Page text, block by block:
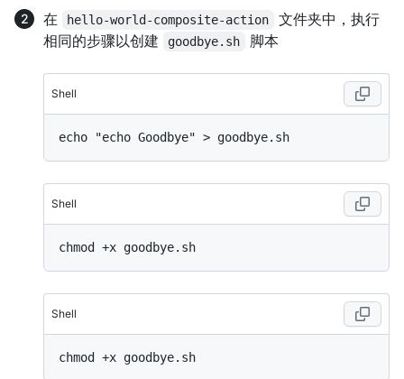
在
hello-world-composite-action
文件夹中，执行
相同的步骤以创建
goodbye.sh 脚本
Shell
Shell
Shell